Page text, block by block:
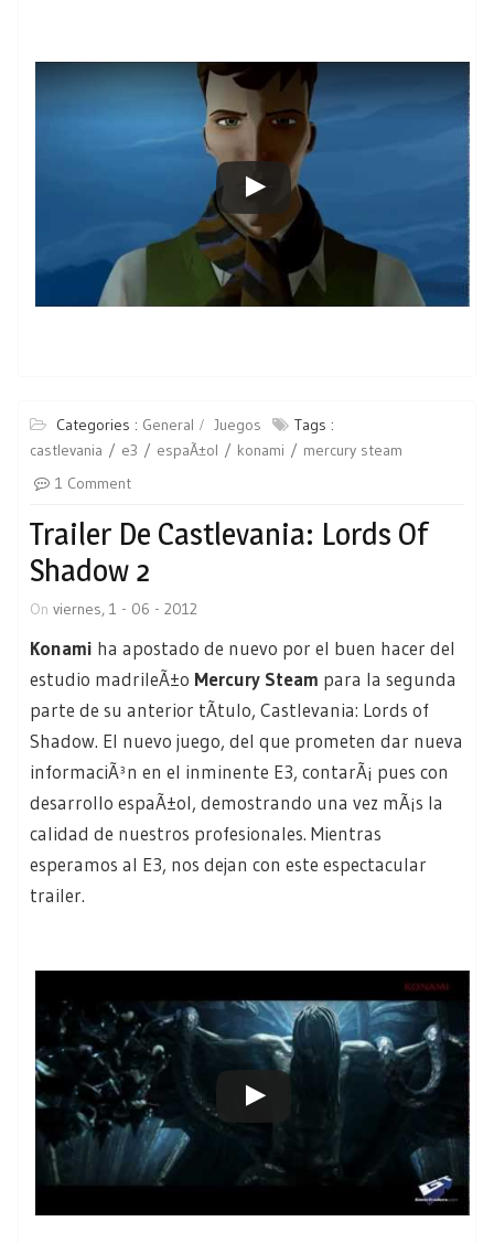
Categories : General Juegos
Tags :
castlevania
e3 espaÃ±ol konami
mercury steam
1 Comment
Trailer De Castlevania: Lords Of
Shadow 2
On viernes, 1 - 06 - 2012
Konami ha apostado de nuevo por el buen hacer del
estudio madrileÃ±o Mercury Steam para la segunda
parte de su anterior tÃ­tulo, Castlevania: Lords of
Shadow. El nuevo juego, del que prometen dar nueva
informaciÃ³n en el inminente E3, contarÃ¡ pues con
desarrollo espaÃ±ol, demostrando una vez mÃ¡s la
calidad de nuestros profesionales. Mientras
esperamos al E3, nos dejan con este espectacular
trailer.